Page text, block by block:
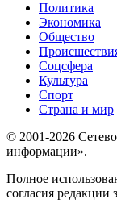
Политика
Экономика
Общество
Соцсфера
Культура
Спорт
Страна и мир
© 2001-2026
информации».
Полное
согласия редакции